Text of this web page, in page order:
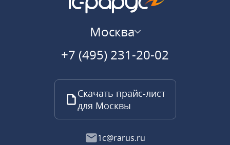
Москва
+7 (495) 231-20-02
Скачать прайс-лист
для Москвы
1c@rarus.ru